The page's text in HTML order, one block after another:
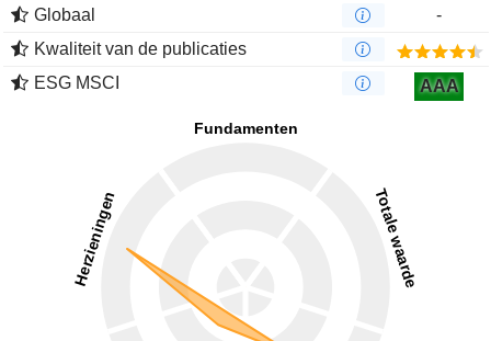
Globaal
-
Kwaliteit van de publicaties
ESG MSCI
AAA